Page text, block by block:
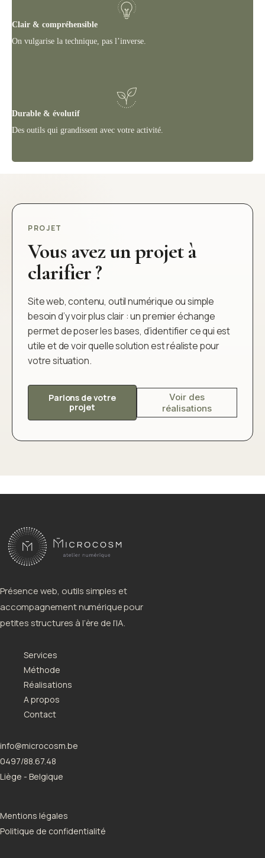
Clair & compréhensible
On vulgarise la technique, pas l’inverse.
Durable & évolutif
Des outils qui grandissent avec votre activité.
PROJET
Vous avez un projet à
clarifier ?
Site web, contenu, outil numérique ou simple
besoin d’y voir plus clair : un premier échange
permet de poser les bases, d’identifier ce qui est
utile et de voir quelle solution est réaliste pour
votre situation.
Parlons de votre
projet
Voir des
réalisations
Présence web, outils simples et
accompagnement numérique pour
petites structures à l’ère de l’IA.
Services
Méthode
Réalisations
A propos
Contact
info@microcosm.be
0497/88.67.48
Liège - Belgique
Mentions légales
Politique de confidentialité